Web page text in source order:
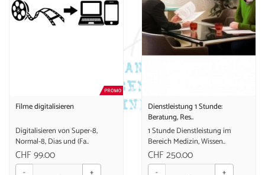
Filme digitalisieren
Digitalisieren von Super-8,
Normal-8, Dias und (Fa..
CHF 99.00
- +
Dienstleistung 1 Stunde:
Beratung, Res..
1 Stunde Dienstleistung im
Bereich Medizin, Wissen..
CHF 250.00
- +